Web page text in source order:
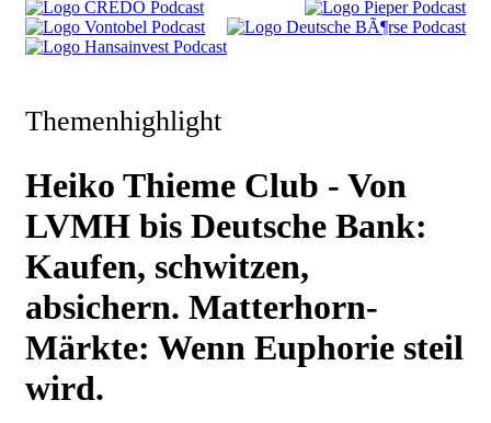
Themenhighlight
Heiko Thieme Club - Von
LVMH bis Deutsche Bank:
Kaufen, schwitzen,
absichern. Matterhorn-
Märkte: Wenn Euphorie steil
wird.